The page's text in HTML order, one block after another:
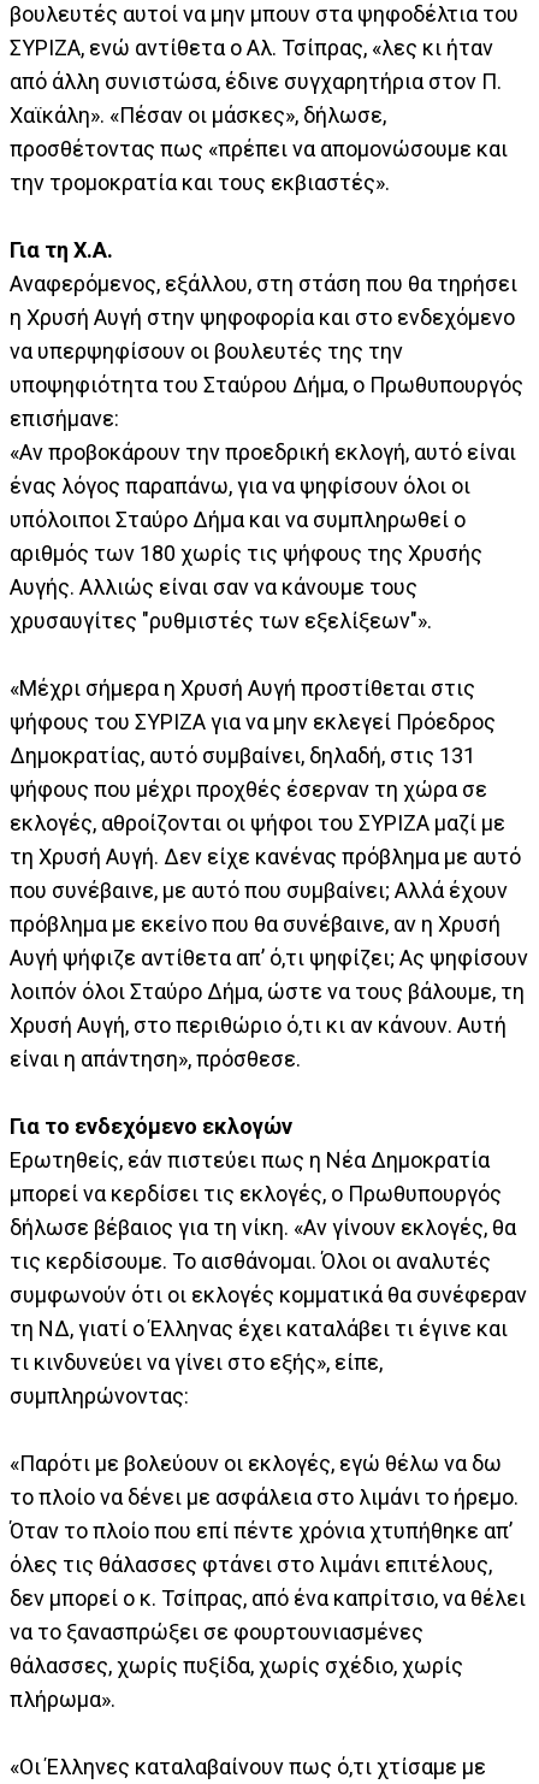
βουλευτές αυτοί να μην μπουν στα ψηφοδέλτια του
ΣΥΡΙΖΑ, ενώ αντίθετα ο Αλ. Τσίπρας, «λες κι ήταν
από άλλη συνιστώσα, έδινε συγχαρητήρια στον Π.
Χαϊκάλη». «Πέσαν οι μάσκες», δήλωσε,
προσθέτοντας πως «πρέπει να απομονώσουμε και
την τρομοκρατία και τους εκβιαστές».
Για τη Χ.Α.
Αναφερόμενος, εξάλλου, στη στάση που θα τηρήσει
η Χρυσή Αυγή στην ψηφοφορία και στο ενδεχόμενο
να υπερψηφίσουν οι βουλευτές της την
υποψηφιότητα του Σταύρου Δήμα, ο Πρωθυπουργός
επισήμανε:
«Αν προβοκάρουν την προεδρική εκλογή, αυτό είναι
ένας λόγος παραπάνω, για να ψηφίσουν όλοι οι
υπόλοιποι Σταύρο Δήμα και να συμπληρωθεί ο
αριθμός των 180 χωρίς τις ψήφους της Χρυσής
Αυγής. Αλλιώς είναι σαν να κάνουμε τους
χρυσαυγίτες "ρυθμιστές των εξελίξεων"».
«Μέχρι σήμερα η Χρυσή Αυγή προστίθεται στις
ψήφους του ΣΥΡΙΖΑ για να μην εκλεγεί Πρόεδρος
Δημοκρατίας, αυτό συμβαίνει, δηλαδή, στις 131
ψήφους που μέχρι προχθές έσερναν τη χώρα σε
εκλογές, αθροίζονται οι ψήφοι του ΣΥΡΙΖΑ μαζί με
τη Χρυσή Αυγή. Δεν είχε κανένας πρόβλημα με αυτό
που συνέβαινε, με αυτό που συμβαίνει; Αλλά έχουν
πρόβλημα με εκείνο που θα συνέβαινε, αν η Χρυσή
Αυγή ψήφιζε αντίθετα απ’ ό,τι ψηφίζει; Ας ψηφίσουν
λοιπόν όλοι Σταύρο Δήμα, ώστε να τους βάλουμε, τη
Χρυσή Αυγή, στο περιθώριο ό,τι κι αν κάνουν. Αυτή
είναι η απάντηση», πρόσθεσε.
Για το ενδεχόμενο εκλογών
Ερωτηθείς, εάν πιστεύει πως η Νέα Δημοκρατία
μπορεί να κερδίσει τις εκλογές, ο Πρωθυπουργός
δήλωσε βέβαιος για τη νίκη. «Αν γίνουν εκλογές, θα
τις κερδίσουμε. Το αισθάνομαι. Όλοι οι αναλυτές
συμφωνούν ότι οι εκλογές κομματικά θα συνέφεραν
τη ΝΔ, γιατί ο Έλληνας έχει καταλάβει τι έγινε και
τι κινδυνεύει να γίνει στο εξής», είπε,
συμπληρώνοντας:
«Παρότι με βολεύουν οι εκλογές, εγώ θέλω να δω
το πλοίο να δένει με ασφάλεια στο λιμάνι το ήρεμο.
Όταν το πλοίο που επί πέντε χρόνια χτυπήθηκε απ’
όλες τις θάλασσες φτάνει στο λιμάνι επιτέλους,
δεν μπορεί ο κ. Τσίπρας, από ένα καπρίτσιο, να θέλει
να το ξανασπρώξει σε φουρτουνιασμένες
θάλασσες, χωρίς πυξίδα, χωρίς σχέδιο, χωρίς
πλήρωμα».
«Οι Έλληνες καταλαβαίνουν πως ό,τι χτίσαμε με